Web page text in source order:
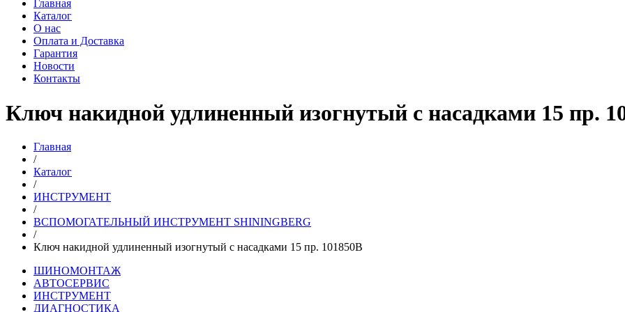
Главная
Каталог
О нас
Оплата и Доставка
Гарантия
Новости
Контакты
Ключ накидной удлиненный изогнутый с насадками 15 пр.
Главная
/
Каталог
/
ИНСТРУМЕНТ
/
ВСПОМОГАТЕЛЬНЫЙ ИНСТРУМЕНТ SHININGBERG
/
Ключ накидной удлиненный изогнутый с насадками 15 пр. 101850B
ШИНОМОНТАЖ
АВТОСЕРВИС
ИНСТРУМЕНТ
ДИАГНОСТИКА